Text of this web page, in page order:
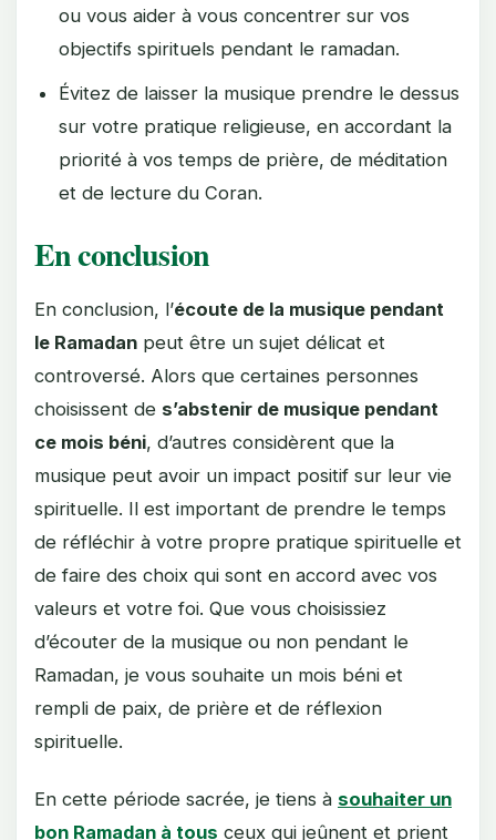
ou vous aider à vous concentrer sur vos
objectifs spirituels pendant le ramadan.
Évitez de laisser la musique prendre le dessus
sur votre pratique religieuse, en accordant la
priorité à vos temps de prière, de méditation
et de lecture du Coran.
En conclusion
En conclusion, l’écoute de la musique pendant
le Ramadan peut être un sujet délicat et
controversé. Alors que certaines personnes
choisissent de s’abstenir de musique pendant
ce mois béni, d’autres considèrent que la
musique peut avoir un impact positif sur leur vie
spirituelle. Il est important de prendre le temps
de réfléchir à votre propre pratique spirituelle et
de faire des choix qui sont en accord avec vos
valeurs et votre foi. Que vous choisissiez
d’écouter de la musique ou non pendant le
Ramadan, je vous souhaite un mois béni et
rempli de paix, de prière et de réflexion
spirituelle.
En cette période sacrée, je tiens à souhaiter un
bon Ramadan à tous ceux qui jeûnent et prient